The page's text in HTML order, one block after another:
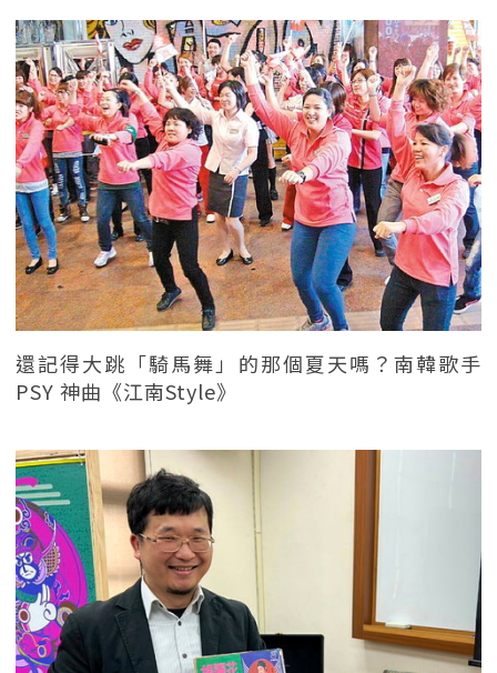
還記得大跳「騎馬舞」的那個夏天嗎？南韓歌手
PSY 神曲《江南Style》